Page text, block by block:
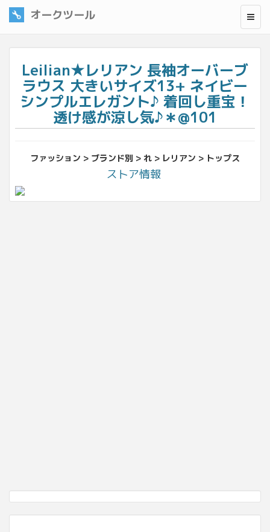
オークツール
Leilian★レリアン 長袖オーバーブ
ラウス 大きいサイズ13+ ネイビー
シンプルエレガント♪ 着回し重宝！
透け感が涼し気♪＊@101
ファッション > ブランド別 > れ > レリアン > トップス
ストア情報